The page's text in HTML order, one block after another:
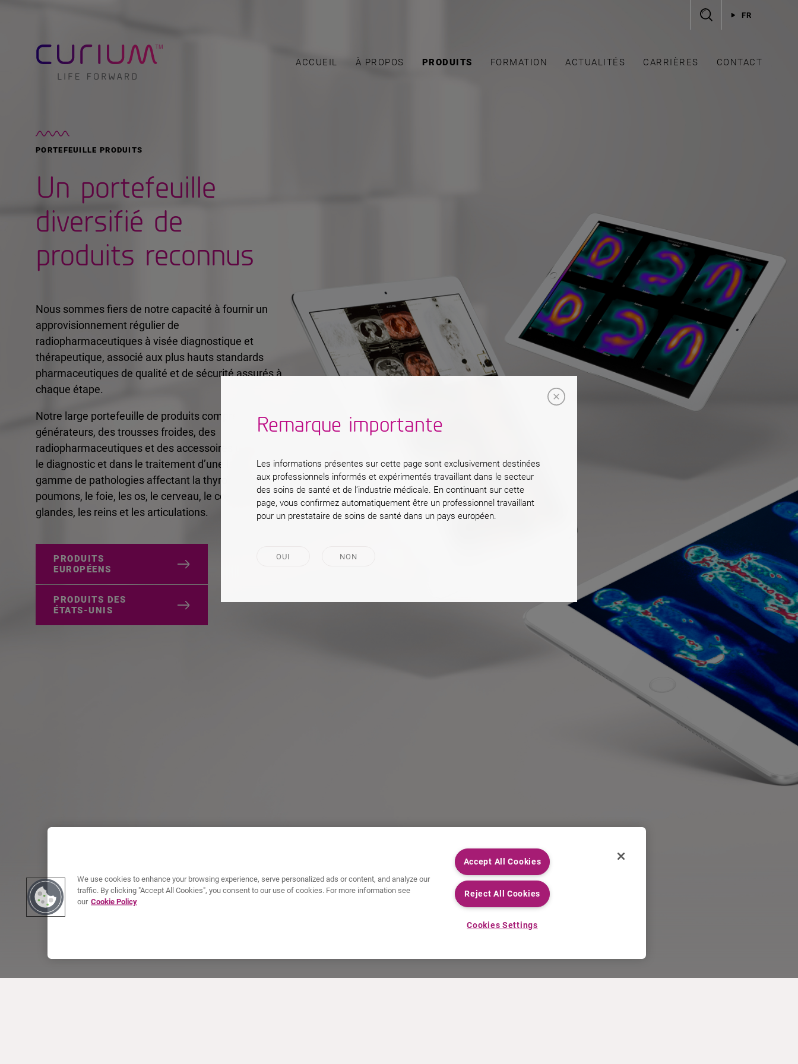
ACCUEIL À PROPOS PRODUITS FORMATION ACTUALITÉS CARRIÈRES CONTACT
FR
PORTEFEUILLE PRODUITS
Un portefeuille
diversifié de
produits reconnus
Nous sommes fiers de notre capacité à fournir un
approvisionnement régulier de
radiopharmaceutiques à visée diagnostique et
thérapeutique, associé aux plus hauts standards
pharmaceutiques de qualité et de sécurité assurés à
chaque étape.
Notre large portefeuille de produits comprend des
générateurs, des trousses froides, des
radiopharmaceutiques et des accessoires utilisés en
le diagnostic et dans le traitement d’une large
gamme de pathologies affectant la thyroïde, les
poumons, le foie, les os, le cerveau, le cœur, les
glandes, les reins et les articulations.
PRODUITS
EUROPÉENS
PRODUITS DES
ÉTATS-UNIS
Remarque importante
Les informations présentes sur cette page sont exclusivement destinées
aux professionnels informés et expérimentés travaillant dans le secteur
des soins de santé et de l’industrie médicale. En continuant sur cette
page, vous confirmez automatiquement être un professionnel travaillant
pour un prestataire de soins de santé dans un pays européen.
OUI NON
We use cookies to enhance your browsing experience, serve personalized ads or content, and analyze our
traffic. By clicking "Accept All Cookies", you consent to our use of cookies. For more information see
our Cookie Policy
Accept All Cookies
Reject All Cookies
Cookies Settings